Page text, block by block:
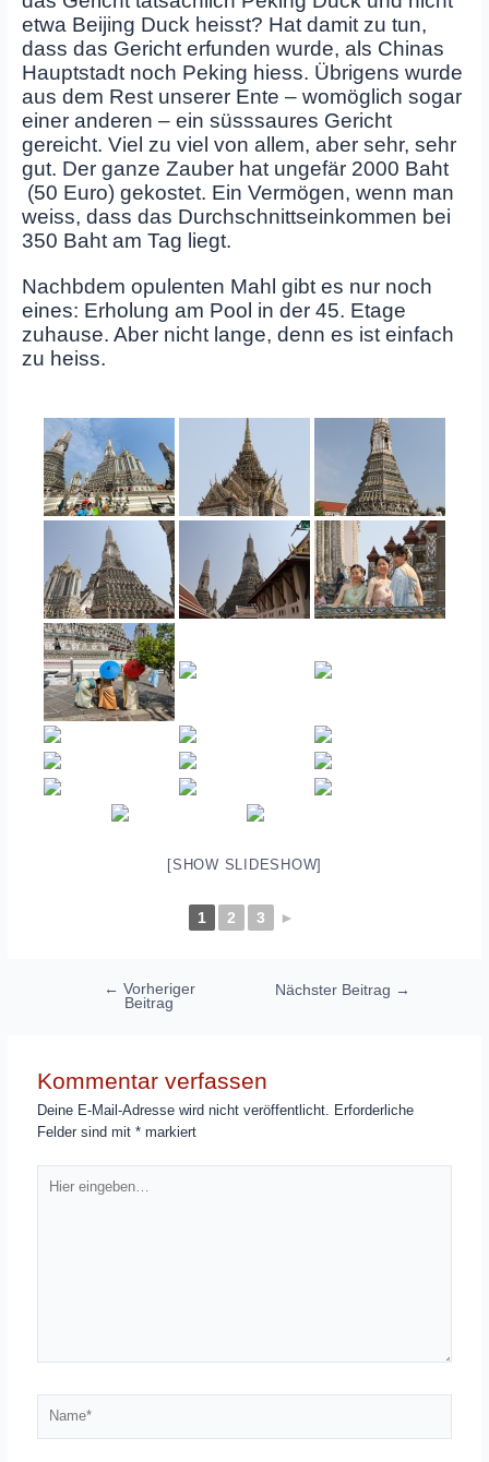
etwa Beijing Duck heisst? Hat damit zu tun,
dass das Gericht erfunden wurde, als Chinas
Hauptstadt noch Peking hiess. Übrigens wurde
aus dem Rest unserer Ente – womöglich sogar
einer anderen – ein süsssaures Gericht
gereicht. Viel zu viel von allem, aber sehr, sehr
gut. Der ganze Zauber hat ungefär 2000 Baht
(50 Euro) gekostet. Ein Vermögen, wenn man
weiss, dass das Durchschnittseinkommen bei
350 Baht am Tag liegt.
Nachbdem opulenten Mahl gibt es nur noch
eines: Erholung am Pool in der 45. Etage
zuhause. Aber nicht lange, denn es ist einfach
zu heiss.
[SHOW SLIDESHOW]
1 2 3 ►
Beitragsnavigation
← Vorheriger
Beitrag
Nächster Beitrag →
Kommentar verfassen
Deine E-Mail-Adresse wird nicht veröffentlicht. Erforderliche
Felder sind mit* markiert
eingeben…